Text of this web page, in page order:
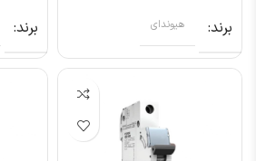
برند هیوندای برند